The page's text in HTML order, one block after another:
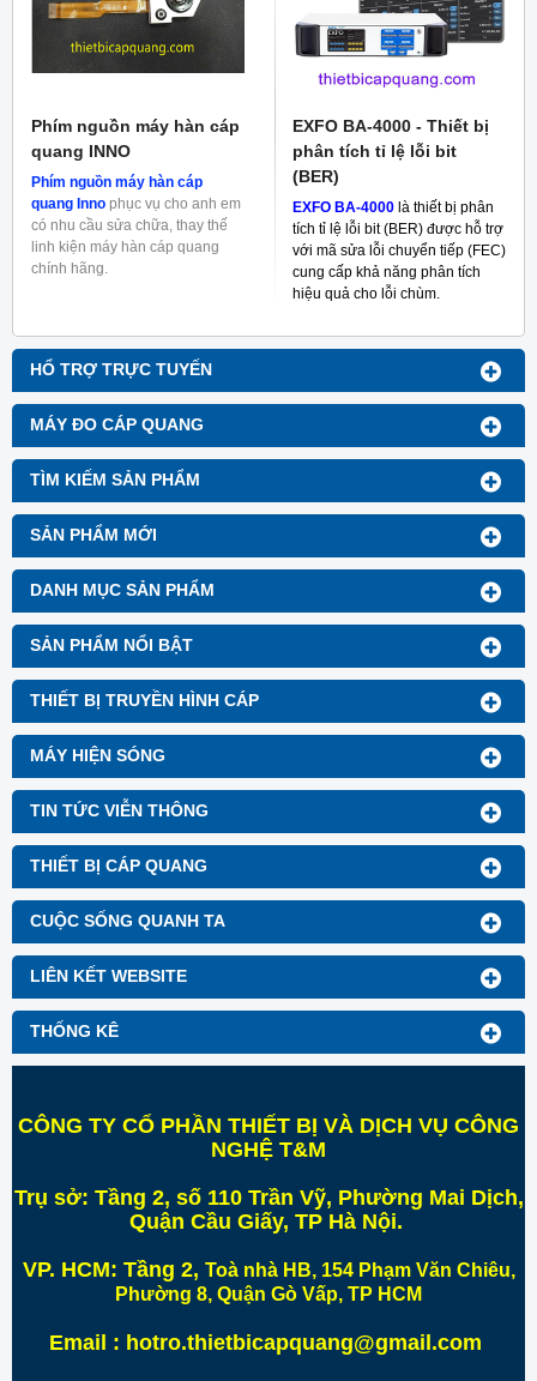
HỔ TRỢ TRỰC TUYẾN
MÁY ĐO CÁP QUANG
TÌM KIẾM SẢN PHẨM
SẢN PHẨM MỚI
DANH MỤC SẢN PHẨM
SẢN PHẨM NỔI BẬT
THIẾT BỊ TRUYỀN HÌNH CÁP
MÁY HIỆN SÓNG
TIN TỨC VIỄN THÔNG
THIẾT BỊ CÁP QUANG
CUỘC SỐNG QUANH TA
LIÊN KẾT WEBSITE
THỐNG KÊ
Phím nguồn máy hàn cáp
quang INNO
Phím nguồn máy hàn cáp
quang Inno phục vụ cho anh em
có nhu cầu sửa chữa, thay thế
linh kiện máy hàn cáp quang
chính hãng.
EXFO BA-4000 - Thiết bị
phân tích tỉ lệ lỗi bit
(BER)
EXFO BA-4000 là thiết bị phân
tích tỉ lệ lỗi bit (BER) được hỗ trợ
với mã sửa lỗi chuyển tiếp (FEC)
cung cấp khả năng phân tích
hiệu quả cho lỗi chùm.
CÔNG TY CỔ PHẦN THIẾT BỊ VÀ DỊCH VỤ CÔNG
NGHỆ T&M
Trụ sở: Tầng 2, số 110 Trần Vỹ, Phường Mai Dịch,
Quận Cầu Giấy, TP Hà Nội.
VP. HCM: Tầng 2, Toà nhà HB, 154 Phạm Văn Chiêu,
Phường 8, Quận Gò Vấp, TP HCM
Email : hotro.thietbicapquang@gmail.com